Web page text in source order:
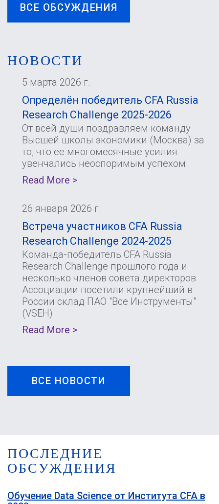
ВСЕ ОБСУЖДЕНИЯ
НОВОСТИ
5 марта 2026 г.
Определён победитель CFA Russia
Research Challenge 2025-2026
От всей души поздравляем команду
Высшей школы экономики (Москва) за
то, что её многомесячные усилия
увенчались неоспоримым успехом.
Read More >
26 января 2026 г.
Встреча участников CFA Russia
Research Challenge 2024-2025
Команда-победитель CFA Russia
Research Challenge прошлого года и
несколько членов совета директоров
Ассоциации посетили крупнейший в
России склад ПАО "Все Инструменты"
(VSEH)
Read More >
ВСЕ НОВОСТИ
ПОСЛЕДНИЕ
ОБСУЖДЕНИЯ
Обучение Data Science от Института CFA в